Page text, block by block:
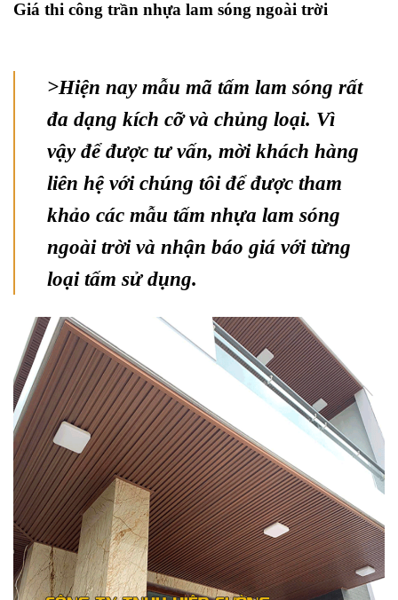
Giá thi công trần nhựa lam sóng ngoài trời
>Hiện nay mẫu mã tấm lam sóng rất
đa dạng kích cỡ và chủng loại. Vì
vậy để được tư vấn, mời khách hàng
liên hệ với chúng tôi để được tham
khảo các mẫu tấm nhựa lam sóng
ngoài trời và nhận báo giá với từng
loại tấm sử dụng.